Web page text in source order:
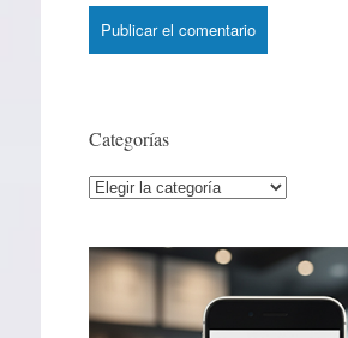
Categorías
Categorías